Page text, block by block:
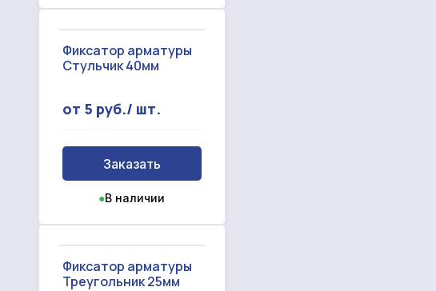
Фиксатор арматуры
Стульчик 40мм
от 5 руб./ шт.
Заказать
●В наличии
Фиксатор арматуры
Треугольник 25мм